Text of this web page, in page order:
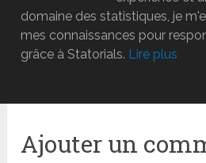
domaine des statistiques, je
mes connaissances pour
grâce à Statorials. Lire plus
Ajouter un